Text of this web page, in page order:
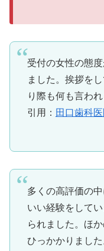
受付の女性の態
ました。挨拶を
り際も何も言われ
引用： 田口歯科
多くの高評価の
いい経験をして
られました。ほ
ひっかかりまし